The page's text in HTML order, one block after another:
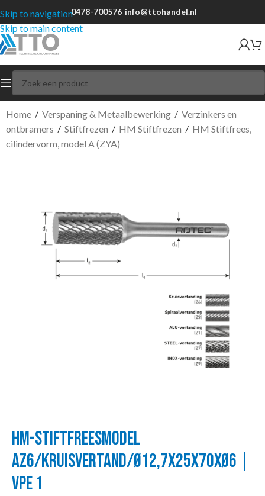
Skip to navigation
Skip to main content
0478-700576 info@ttohandel.nl
Home / Verspaning & Metaalbewerking / Verzinkers en
ontbramers / Stiftfrezen / HM Stiftfrezen / HM Stiftfrees,
cilindervorm, model A (ZYA)
HM-STIFTFREESMODEL
AZ6/KRUISVERTAND/Ø12,7X25X70XØ6 |
VPE 1